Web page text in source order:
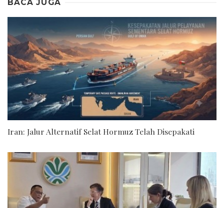
BACA JUGA
Iran: Jalur Alternatif Selat Hormuz Telah Disepakati